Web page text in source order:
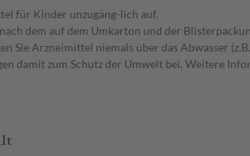
für Kinder unzugäng-lich auf.
dem auf dem Umkarton und der
Sie Arzneimittel niemals über das Abwasser
damit zum Schutz der Umwelt bei. Weitere